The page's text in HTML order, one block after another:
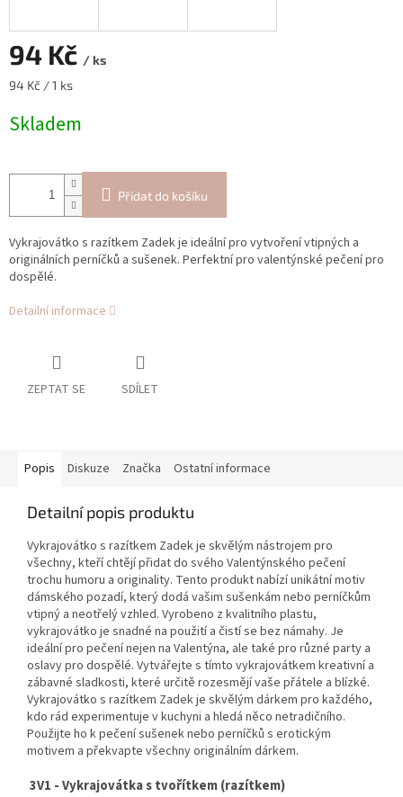
94 Kč / ks
Měrná
94 Kč / 1 ks
Skladem
Přidat do košíku
Vykrajovátko s razítkem Zadek je ideální pro vytvoření vtipných a
originálních perníčků a sušenek. Perfektní pro valentýnské pečení pro
dospělé.
Detailní informace
ZEPTAT SE SDÍLET
Popis Diskuze Značka Ostatní informace
Detailní popis produktu
Vykrajovátko s razítkem Zadek je skvělým nástrojem pro
všechny, kteří chtějí přidat do svého Valentýnského pečení
trochu humoru a originality. Tento produkt nabízí unikátní motiv
dámského pozadí, který dodá vašim sušenkám nebo perníčkům
vtipný a neotřelý vzhled. Vyrobeno z kvalitního plastu,
vykrajovátko je snadné na použití a čistí se bez námahy. Je
ideální pro pečení nejen na Valentýna, ale také pro různé party a
oslavy pro dospělé. Vytvářejte s tímto vykrajovátkem kreativní a
zábavné sladkosti, které určitě rozesmějí vaše přátele a blízké.
Vykrajovátko s razítkem Zadek je skvělým dárkem pro každého,
kdo rád experimentuje v kuchyni a hledá něco netradičního.
Použijte ho k pečení sušenek nebo perníčků s erotickým
motivem a překvapte všechny originálním dárkem.
3V1 - Vykrajovátka s tvořítkem (razítkem)